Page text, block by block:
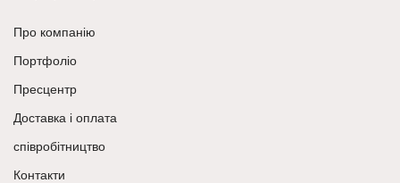
Про компанію
Портфоліо
Пресцентр
Доставка і оплата
співробітництво
Контакти